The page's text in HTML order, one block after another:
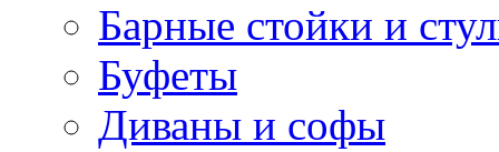
Барные стойки и
Буфеты
Диваны и софы